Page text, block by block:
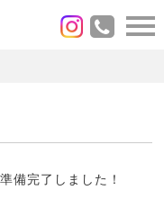
備完了しました！